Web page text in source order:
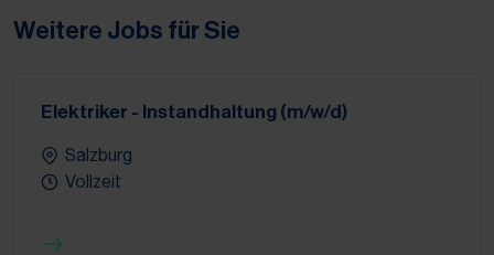
Weitere Jobs für Sie
Elektriker - Instandhaltung (m/w/d)
Salzburg
Vollzeit